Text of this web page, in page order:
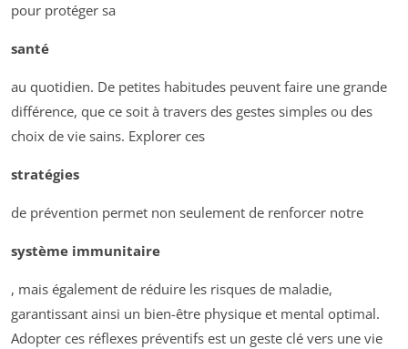
pour protéger sa
santé
au quotidien. De petites habitudes peuvent faire une grande
différence, que ce soit à travers des gestes simples ou des
choix de vie sains. Explorer ces
stratégies
de prévention permet non seulement de renforcer notre
système immunitaire
, mais également de réduire les risques de maladie,
garantissant ainsi un bien-être physique et mental optimal.
Adopter ces réflexes préventifs est un geste clé vers une vie